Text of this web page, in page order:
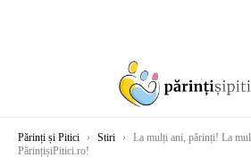
Părinți și Pitici › Stiri ›
La mulți ani, părinți! La
PărințișiPitici.ro!